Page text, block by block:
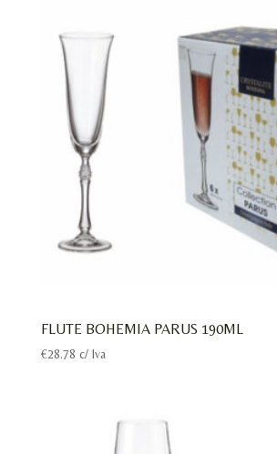
FLUTE BOHEMIA PARUS 190ML
€28.78 c/ Iva